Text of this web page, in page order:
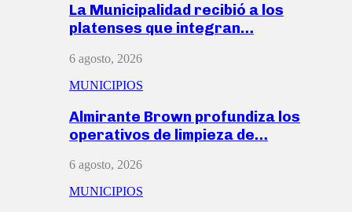
La Municipalidad recibió a los
platenses que integran…
6 agosto, 2026
MUNICIPIOS
Almirante Brown profundiza los
operativos de limpieza de…
6 agosto, 2026
MUNICIPIOS